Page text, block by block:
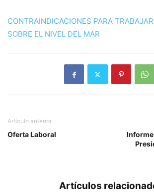
CONTRAINDICACIONES PARA
SOBRE EL NIVEL DEL MAR
Artículo anterior
Oferta Laboral
Informe
Artículos